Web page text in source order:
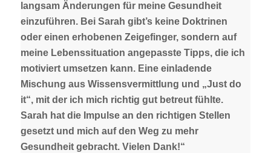
langsam Änderungen für meine Gesundheit
einzuführen. Bei Sarah gibt’s keine Doktrinen
oder einen erhobenen Zeigefinger, sondern auf
meine Lebenssituation angepasste Tipps, die ich
motiviert umsetzen kann. Eine einladende
Mischung aus Wissensvermittlung und „Just do
it“, mit der ich mich richtig gut betreut fühlte.
Sarah hat die Impulse an den richtigen Stellen
gesetzt und mich auf den Weg zu mehr
Gesundheit gebracht. Vielen Dank!“